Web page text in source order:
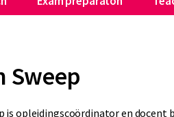
Sweep
is opleidingscoördinator en docent